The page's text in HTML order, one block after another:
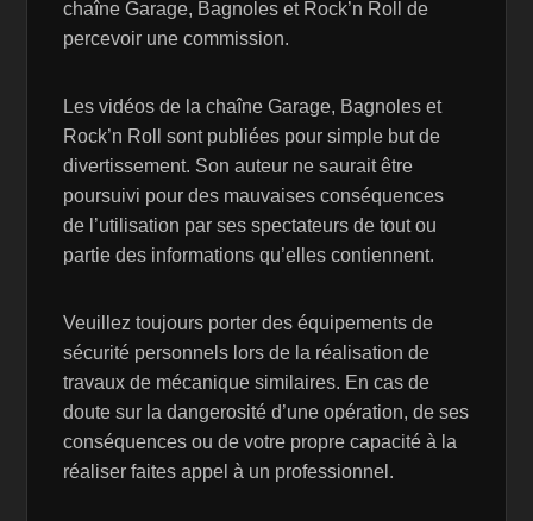
chaîne Garage, Bagnoles et Rock’n Roll de
percevoir une commission.
Les vidéos de la chaîne Garage, Bagnoles et
Rock’n Roll sont publiées pour simple but de
divertissement. Son auteur ne saurait être
poursuivi pour des mauvaises conséquences
de l’utilisation par ses spectateurs de tout ou
partie des informations qu’elles contiennent.
Veuillez toujours porter des équipements de
sécurité personnels lors de la réalisation de
travaux de mécanique similaires. En cas de
doute sur la dangerosité d’une opération, de ses
conséquences ou de votre propre capacité à la
réaliser faites appel à un professionnel.